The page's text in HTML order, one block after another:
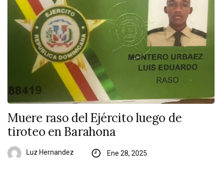
Muere raso del Ejército luego de
tiroteo en Barahona
Luz Hernandez Ene 28, 2025